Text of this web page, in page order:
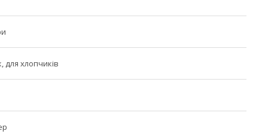
для хлопчиків